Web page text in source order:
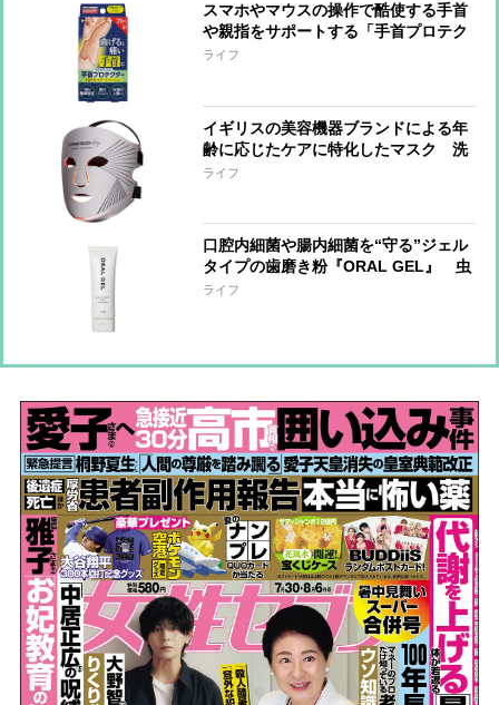
スマホやマウスの操作で酷使する手首
や親指をサポートする「手首プロテク
ター」 家事や水仕事にも支障なく、
ライフ
イギリスの美容機器ブランドによる年
齢に応じたケアに特化したマスク 洗
顔後などに装着するだけで受けられる
ライフ
口腔内細菌や腸内細菌を“守る”ジェル
タイプの歯磨き粉『ORAL GEL』 虫
歯菌や歯周病菌といった悪玉菌の増殖
ライフ